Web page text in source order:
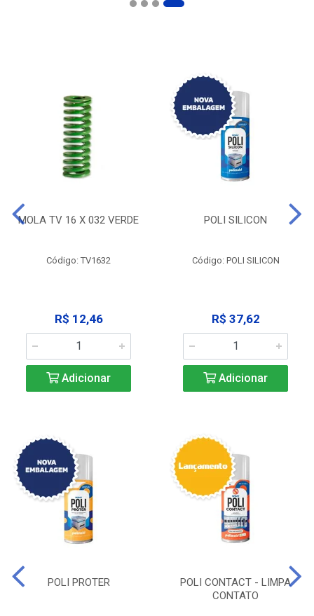
MOLA TV 16 X 032 VERDE
Código: TV1632
R$ 12,46
Adicionar
POLI SILICON
Código: POLI SILICON
R$ 37,62
Adicionar
POLI PROTER
POLI CONTACT - LIMPA
CONTATO